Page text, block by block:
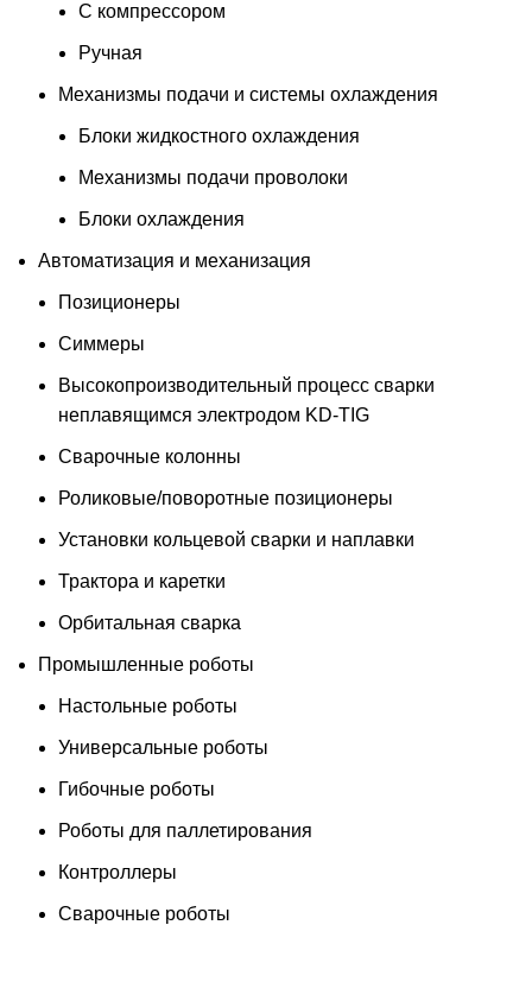
С компрессором
Ручная
Механизмы подачи и системы охлаждения
Блоки жидкостного охлаждения
Механизмы подачи проволоки
Блоки охлаждения
Автоматизация и механизация
Позиционеры
Симмеры
Высокопроизводительный процесс сварки
неплавящимся электродом KD-TIG
Сварочные колонны
Роликовые/поворотные позиционеры
Установки кольцевой сварки и наплавки
Трактора и каретки
Орбитальная сварка
Промышленные роботы
Настольные роботы
Универсальные роботы
Гибочные роботы
Роботы для паллетирования
Контроллеры
Сварочные роботы